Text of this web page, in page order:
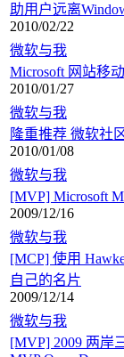
助用户远离
2010/02/22
微软与我
Microsoft 网站移
2010/01/27
微软与我
隆重推荐 微软社
2010/01/08
微软与我
[MVP] Microsoft
2009/12/16
微软与我
[MCP] 使用
自己的名片
2009/12/14
微软与我
[MVP] 2009 两岸